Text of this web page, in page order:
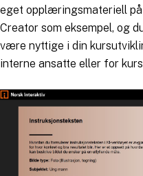
eget opplæringsmateriell
Creator som eksempel, og
være nyttige i din
interne ansatte eller for